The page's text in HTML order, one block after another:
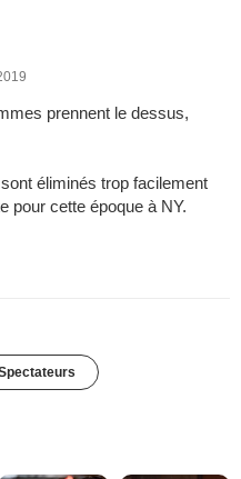
prennent le dessus,
éliminés trop facilement
pour cette époque à NY.